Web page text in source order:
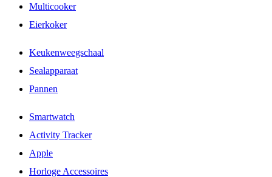
Multicooker
Eierkoker
Keukenweegschaal
Sealapparaat
Pannen
Smartwatch
Activity Tracker
Apple
Horloge Accessoires